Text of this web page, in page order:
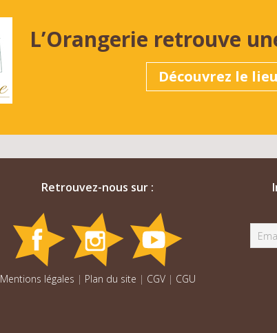
L’Orangerie retrouve
Découvrez le lieu
Retrouvez-nous sur :
Mentions légales | Plan du site | CGV| CGU